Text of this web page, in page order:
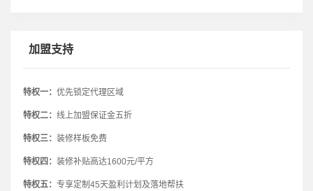
加盟支持
特权一： 优先锁定代理区域
特权二： 线上加盟保证金五折
特权三： 装修样板免费
特权四： 装修补贴高达1600元/平方
特权五： 专享定制45天盈利计划及落地帮扶